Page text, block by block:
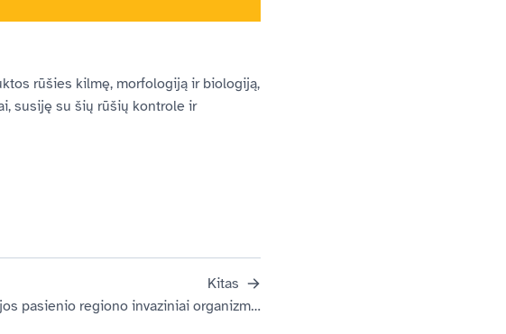
rūšies kilmę, morfologiją ir biologiją,
susiję su šių rūšių kontrole ir
Kitas
Lietuvos ir Latvijos pasienio regiono invaziniai organizmai